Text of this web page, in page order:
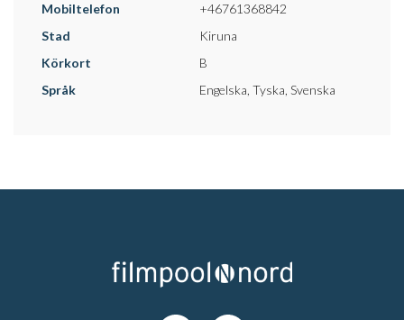
Mobiltelefon
+46761368842
Stad
Kiruna
Körkort
B
Språk
Engelska, Tyska, Svenska